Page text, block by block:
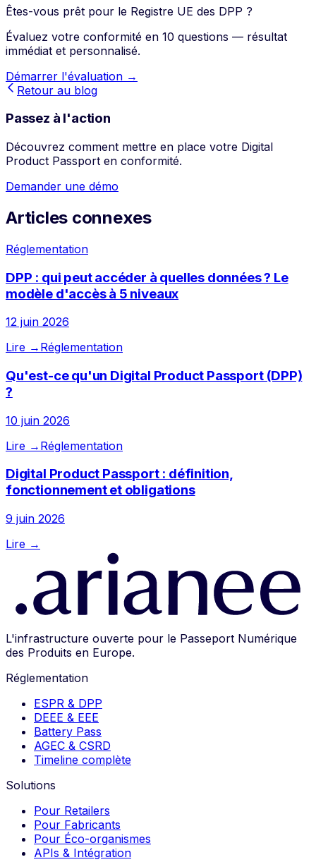
Êtes-vous prêt pour le Registre UE des DPP ?
Évaluez votre conformité en 10 questions — résultat
immédiat et personnalisé.
Démarrer l'évaluation →
Retour au blog
Passez à l'action
Découvrez comment mettre en place votre Digital
Product Passport en conformité.
Demander une démo
Articles connexes
Réglementation
DPP : qui peut accéder à quelles données ? Le
modèle d'accès à 5 niveaux
12 juin 2026
Lire → Réglementation
Qu'est-ce qu'un Digital Product Passport (DPP)
?
10 juin 2026
Lire → Réglementation
Digital Product Passport : définition,
fonctionnement et obligations
9 juin 2026
Lire →
L'infrastructure ouverte pour le Passeport Numérique
des Produits en Europe.
Réglementation
ESPR & DPP
DEEE & EEE
Battery Pass
AGEC & CSRD
Timeline complète
Solutions
Pour Retailers
Pour Fabricants
Pour Éco-organismes
APIs & Intégration